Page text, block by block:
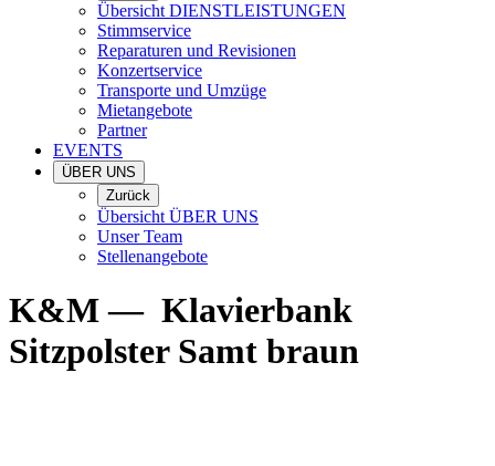
Übersicht DIENSTLEISTUNGEN
Stimmservice
Reparaturen und Revisionen
Konzertservice
Transporte und Umzüge
Mietangebote
Partner
EVENTS
ÜBER UNS
Zurück
Übersicht ÜBER UNS
Unser Team
Stellenangebote
K&M— Klavierbank
Sitzpolster Samt braun